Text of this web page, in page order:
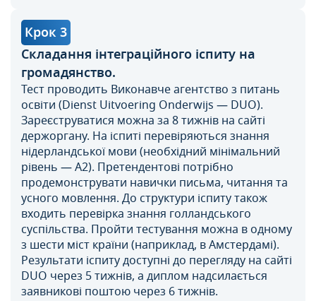
Крок 3
Складання інтеграційного іспиту на
громадянство.
Тест проводить Виконавче агентство з питань
освіти (Dienst Uitvoering Onderwijs — DUO).
Зареєструватися можна за 8 тижнів на сайті
держоргану. На іспиті перевіряються знання
нідерландської мови (необхідний мінімальний
рівень — А2). Претендентові потрібно
продемонструвати навички письма, читання та
усного мовлення. До структури іспиту також
входить перевірка знання голландського
суспільства. Пройти тестування можна в одному
з шести міст країни (наприклад, в Амстердамі).
Результати іспиту доступні до перегляду на сайті
DUO через 5 тижнів, а диплом надсилається
заявникові поштою через 6 тижнів.